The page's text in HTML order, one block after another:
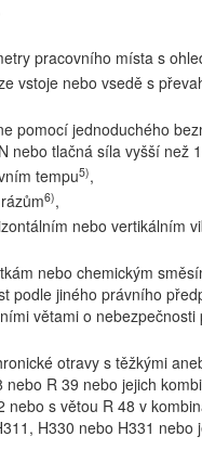
pracovního místa s
vstoje nebo vsedě s
pomocí jednoduchého
nebo tlačná síla vyšší než
tempu5),
6),
nebo vertikálním
nebo chemickým
podle jiného právního
větami o
otravy s těžkými
nebo R 39 nebo jejich
nebo s větou R 48 v
H330 nebo H331